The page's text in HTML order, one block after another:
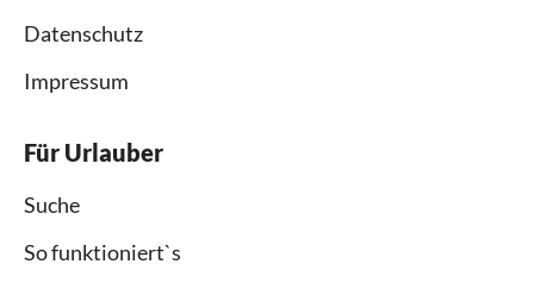
Datenschutz
Impressum
Für Urlauber
Suche
So funktioniert`s